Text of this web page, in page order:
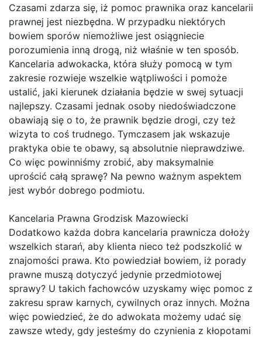
Czasami zdarza się, iż pomoc prawnika oraz kancelarii
prawnej jest niezbędna. W przypadku niektórych
bowiem sporów niemożliwe jest osiągniecie
porozumienia inną drogą, niż właśnie w ten sposób.
Kancelaria adwokacka, która służy pomocą w tym
zakresie rozwieje wszelkie wątpliwości i pomoże
ustalić, jaki kierunek działania będzie w swej sytuacji
najlepszy. Czasami jednak osoby niedoświadczone
obawiają się o to, że prawnik będzie drogi, czy też
wizyta to coś trudnego. Tymczasem jak wskazuje
praktyka obie te obawy, są absolutnie nieprawdziwe.
Co więc powinniśmy zrobić, aby maksymalnie
uprościć całą sprawę? Na pewno ważnym aspektem
jest wybór dobrego podmiotu.
Kancelaria Prawna Grodzisk Mazowiecki
Dodatkowo każda dobra kancelaria prawnicza dołoży
wszelkich starań, aby klienta nieco też podszkolić w
znajomości prawa. Kto powiedział bowiem, iż porady
prawne muszą dotyczyć jedynie przedmiotowej
sprawy? U takich fachowców uzyskamy więc pomoc z
zakresu spraw karnych, cywilnych oraz innych. Można
więc powiedzieć, że do adwokata możemy udać się
zawsze wtedy, gdy jesteśmy do czynienia z kłopotami